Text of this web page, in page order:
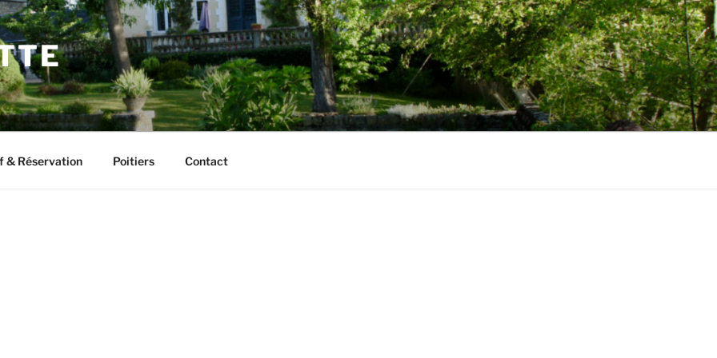
& Réservation Poitiers Contact